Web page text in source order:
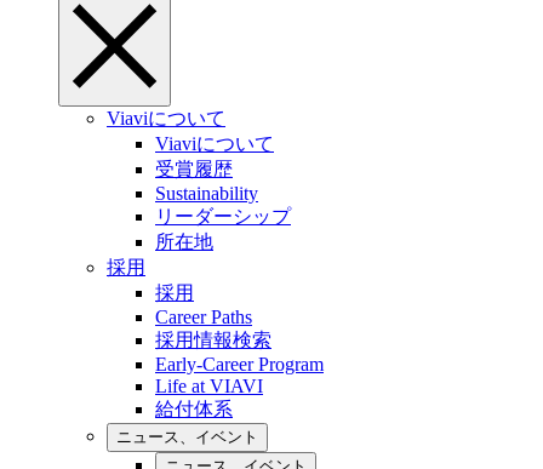
Viaviについて
Viaviについて
受賞履歴
Sustainability
リーダーシップ
所在地
採用
採用
Career Paths
採用情報検索
Early-Career Program
Life at VIAVI
給付体系
ニュース、イベント